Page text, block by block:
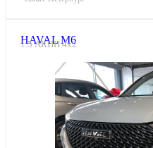
HAVAL M6
1.5 АКПП 4х2